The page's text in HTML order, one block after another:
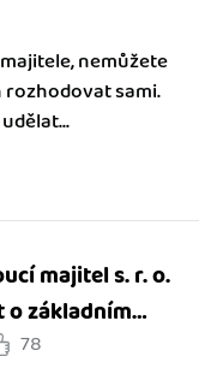
nemůžete
sami.
majitel s. r. o.
o základním
78